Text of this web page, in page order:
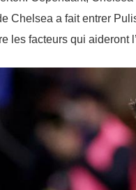
Chelsea a fait entrer
les facteurs qui aideront